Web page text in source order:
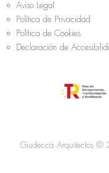
Aviso Legal
Política de Privacidad
Política de Cookies
Declaración de
Giudecca Arquitectos ©